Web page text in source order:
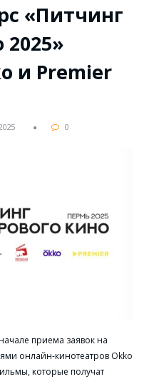
«Питчинг
2025»
и Premier
0
приема заявок на
онлайн-кинотеатров Okko
которые получат